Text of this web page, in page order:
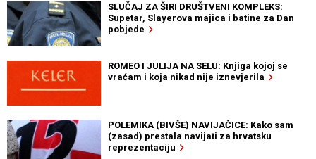
SLUČAJ ZA ŠIRI DRUŠTVENI KOMPLEKS:
Supetar, Slayerova majica i batine za Dan
pobjede
ROMEO I JULIJA NA SELU: Knjiga kojoj se
vraćam i koja nikad nije iznevjerila
POLEMIKA (BIVŠE) NAVIJAČICE: Kako sam
(zasad) prestala navijati za hrvatsku
reprezentaciju